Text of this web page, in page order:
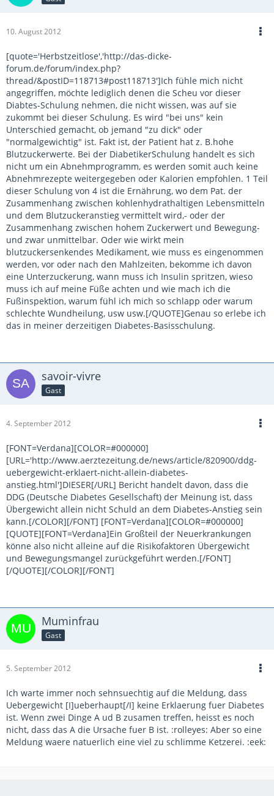
10. August 2012
[quote='Herbstzeitlose','http://das-dicke-
forum.de/forum/index.php?
thread/&postID=118713#post118713']Ich fühle mich nicht
angegriffen, möchte lediglich denen die Scheu vor dieser
Diabtes-Schulung nehmen, die nicht wissen, was auf sie
zukommt bei dieser Schulung. Es wird "bei uns" kein
Unterschied gemacht, ob jemand "zu dick" oder
"normalgewichtig" ist. Fakt ist, der Patient hat z. B.hohe
Blutzuckerwerte. Bei der DiabetikerSchulung handelt es sich
nicht um ein Abnehmprogramm, es werden somit auch keine
Abnehmrezepte weitergegeben oder Kalorien empfohlen. 1 Teil
dieser Schulung von 4 ist die Ernährung, wo dem Pat. der
Zusammenhang zwischen kohlenhydrathaltigen Lebensmitteln
und dem Blutzuckeranstieg vermittelt wird,- oder der
Zusammenhang zwischen hohem Zuckerwert und Bewegung-
und zwar unmittelbar. Oder wie wirkt mein
blutzuckersenkendes Medikament, wie muss es eingenommen
werden, vor oder nach den Mahlzeiten, bekomme ich davon
eine Unterzuckerung, wann muss ich Insulin spritzen, wieso
muss ich auf meine Füße achten und wie mach ich die
Fußinspektion, warum fühl ich mich so schlapp oder warum
schlechte Wundheilung, usw usw.[/QUOTE]Genau so erlebe ich
das in meiner derzeitigen Diabetes-Basisschulung.
savoir-vivre
Gast
4. September 2012
[FONT=Verdana][COLOR=#000000]
[URL='http://www.aerztezeitung.de/news/article/820900/ddg-
uebergewicht-erklaert-nicht-allein-diabetes-
anstieg.html']DIESER[/URL] Bericht handelt davon, dass die
DDG (Deutsche Diabetes Gesellschaft) der Meinung ist, dass
Übergewicht allein nicht Schuld an dem Diabetes-Anstieg sein
kann.[/COLOR][/FONT] [FONT=Verdana][COLOR=#000000]
[QUOTE][FONT=Verdana]Ein Großteil der Neuerkrankungen
könne also nicht alleine auf die Risikofaktoren Übergewicht
und Bewegungsmangel zurückgeführt werden.[/FONT]
[/QUOTE][/COLOR][/FONT]
Muminfrau
Gast
5. September 2012
Ich warte immer noch sehnsuechtig auf die Meldung, dass
Uebergewicht [I]ueberhaupt[/I] keine Erklaerung fuer Diabetes
ist. Wenn zwei Dinge A ud B zusamen treffen, heisst es noch
nicht, dass das A die Ursache fuer B ist. :rolleyes: Aber so eine
Meldung waere natuerlich eine viel zu schlimme Ketzerei. :eek: